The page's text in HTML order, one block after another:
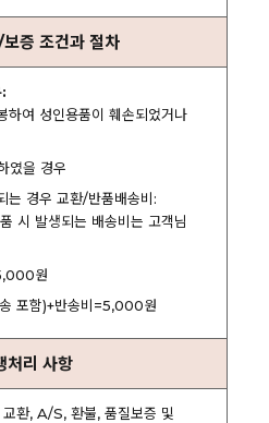
증 조건과 절차
하여 성인용품이 훼손되었거나
였을 경우
는 경우 교환/반품배송비:
시 발생되는 배송비는 고객님
원
포함)+반송비=5,000원
처리 사항
환, A/S, 환불, 품질보증 및